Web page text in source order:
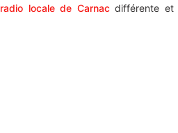
radio locale de Carnacdifférente et